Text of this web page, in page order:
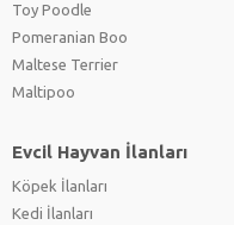
Toy Poodle
Pomeranian Boo
Maltese Terrier
Maltipoo
Evcil Hayvan İlanları
Köpek İlanları
Kedi İlanları